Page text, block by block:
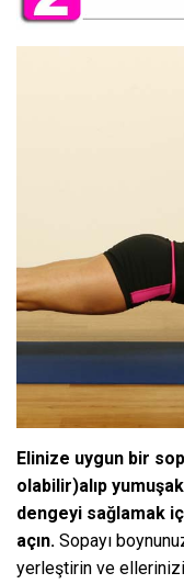
Elinize uygun bir
olabilir)alıp
dengeyi sağlamak
açın. Sopayı
yerleştirin ve ellerinizi